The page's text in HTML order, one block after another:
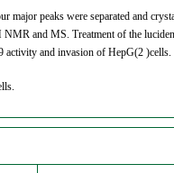
peaks were separated and
and MS. Treatment of the
and invasion of HepG(2 )cells.